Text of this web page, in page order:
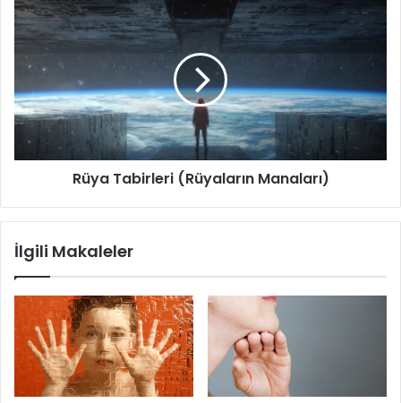
Rüya Tabirleri (Rüyaların Manaları)
İlgili Makaleler